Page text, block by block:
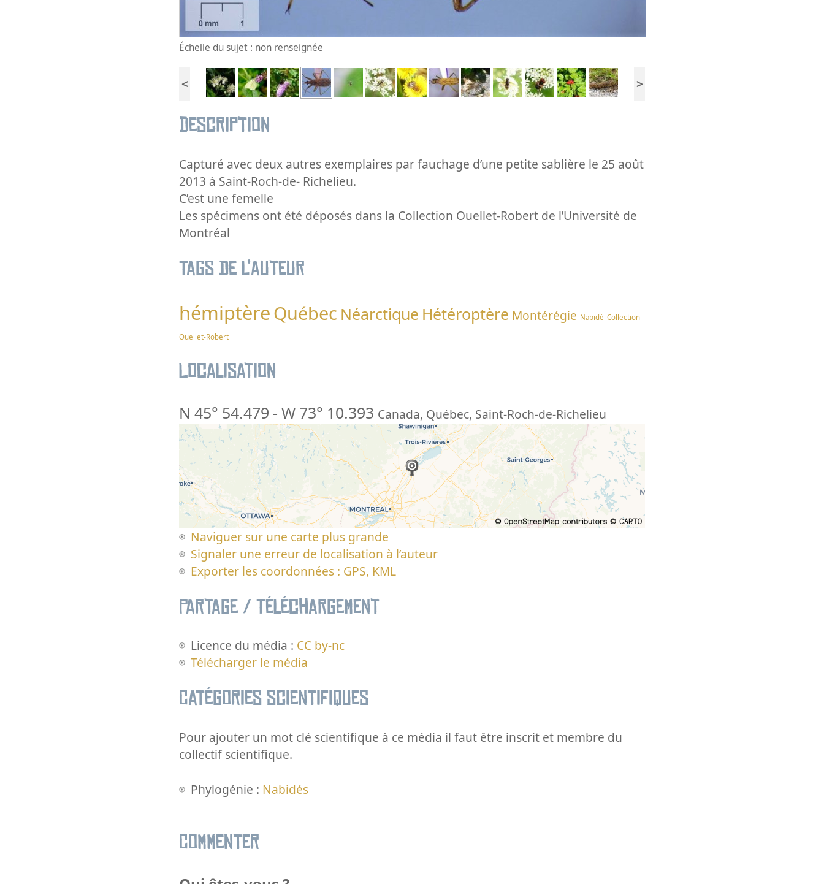
Échelle du sujet : non renseignée
< >
Description
Capturé avec deux autres exemplaires par fauchage d’une petite sablière le 25 août
2013 à Saint-Roch-de- Richelieu.
C’est une femelle
Les spécimens ont été déposés dans la Collection Ouellet-Robert de l’Université de
Montréal
Tags de l’auteur
hémiptèreQuébec Néarctique Hétéroptère Montérégie Nabidé Collection
Ouellet-Robert
Localisation
N 45° 54.479 - W 73° 10.393 Canada, Québec, Saint-Roch-de-Richelieu
Naviguer sur une carte plus grande
Signaler une erreur de localisation à l’auteur
Exporter les coordonnées : GPS, KML
Partage / Téléchargement
Licence du média : CC by-nc
Télécharger le média
Catégories scientifiques
Pour ajouter un mot clé scientifique à ce média il faut être inscrit et membre du
collectif scientifique.
Phylogénie : Nabidés
Commenter